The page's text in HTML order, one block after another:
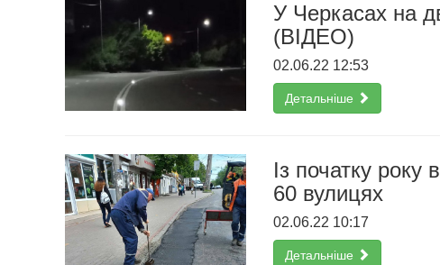
У Черкасах на
(ВІДЕО)
02.06.22 12:53
Детальніше
Із початку року
60 вулицях
02.06.22 10:17
Детальніше